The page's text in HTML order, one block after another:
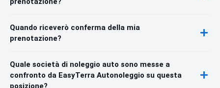
Quando riceverò conferma della mia
prenotazione?
Quale società di noleggio auto sono messe a
confronto da EasyTerra Autonoleggio su questa
posizione?